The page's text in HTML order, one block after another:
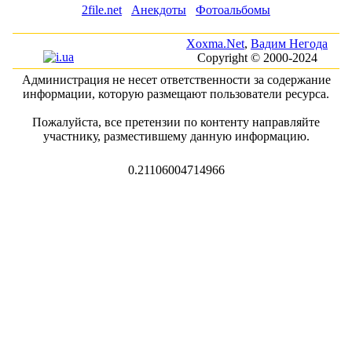
2file.net Анекдоты Фотоальбомы
Xoxma.Net, Вадим Негода
Copyright © 2000-2024
Администрация не несет ответственности за содержание
информации, которую размещают пользователи ресурса.
Пожалуйста, все претензии по контенту направляйте
участнику, разместившему данную информацию.
0.21106004714966